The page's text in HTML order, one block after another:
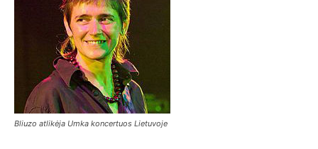
Bliuzo atlikėja Umka koncertuos Lietuvoje